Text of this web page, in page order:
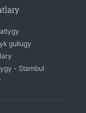
gullugy
- Stambul